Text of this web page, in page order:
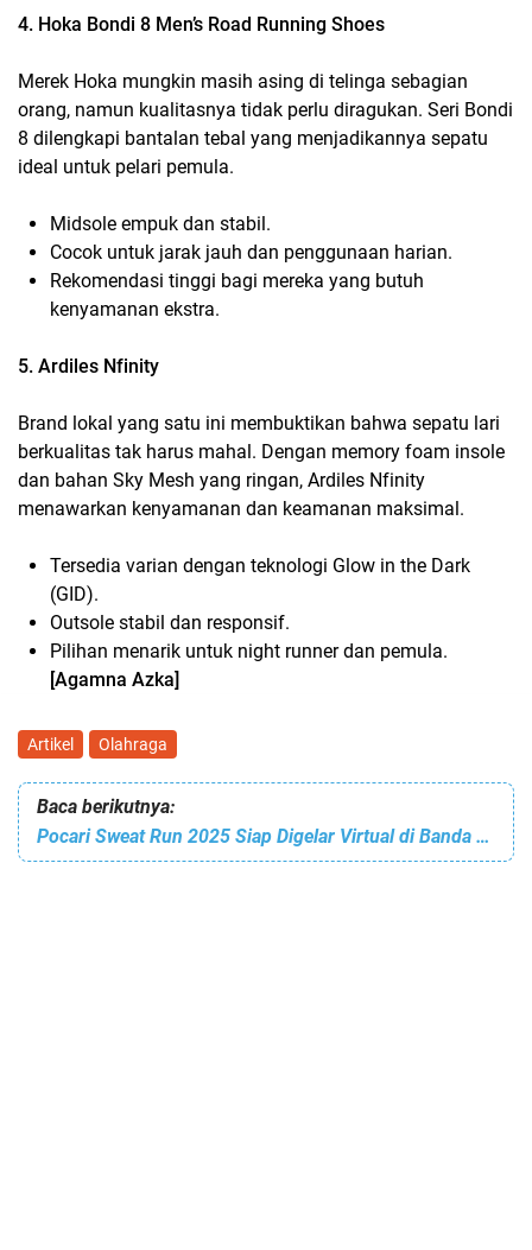
4. Hoka Bondi 8 Men’s Road Running Shoes
Merek Hoka mungkin masih asing di telinga sebagian
orang, namun kualitasnya tidak perlu diragukan. Seri Bondi
8 dilengkapi bantalan tebal yang menjadikannya sepatu
ideal untuk pelari pemula.
Midsole empuk dan stabil.
Cocok untuk jarak jauh dan penggunaan harian.
Rekomendasi tinggi bagi mereka yang butuh
kenyamanan ekstra.
5. Ardiles Nfinity
Brand lokal yang satu ini membuktikan bahwa sepatu lari
berkualitas tak harus mahal. Dengan memory foam insole
dan bahan Sky Mesh yang ringan, Ardiles Nfinity
menawarkan kenyamanan dan keamanan maksimal.
Tersedia varian dengan teknologi Glow in the Dark
(GID).
Outsole stabil dan responsif.
Pilihan menarik untuk night runner dan pemula.
[Agamna Azka]
Artikel Olahraga
Baca berikutnya:
Pocari Sweat Run 2025 Siap Digelar Virtual di Banda Aceh, Ini Rutenya